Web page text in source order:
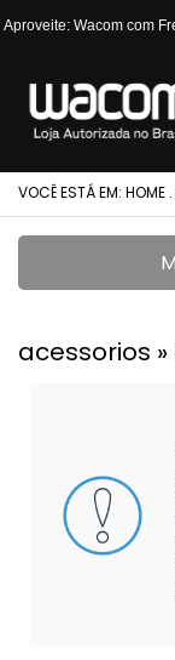
Aproveite: Wacom com
VOCÊ ESTÁ EM: HOME .
acessorios